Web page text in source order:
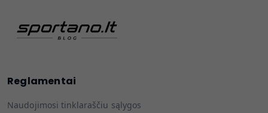
Reglamentai
Naudojimosi tinklaraščiu sąlygos